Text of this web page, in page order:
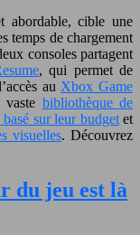
abordable, cible une
temps de chargement
consoles partagent
, qui permet de
auXbox Game
vaste bibliothèque de
sur leur budgetet
visuelles. Découvrez
du jeu est là